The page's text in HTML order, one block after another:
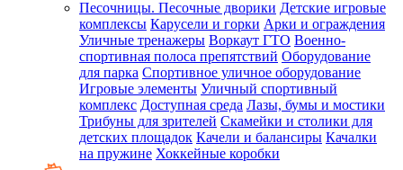
Песочницы. Песочные дворики Детские игровые
комплексы Карусели и горки Арки и ограждения
Уличные тренажеры Воркаут ГТО Военно-
спортивная полоса препятствий Оборудование
для парка Спортивное уличное оборудование
Игровые элементы Уличный спортивный
комплекс Доступная среда Лазы, бумы и мостики
Трибуны для зрителей Скамейки и столики для
детских площадок Качели и балансиры Качалки
на пружине Хоккейные коробки